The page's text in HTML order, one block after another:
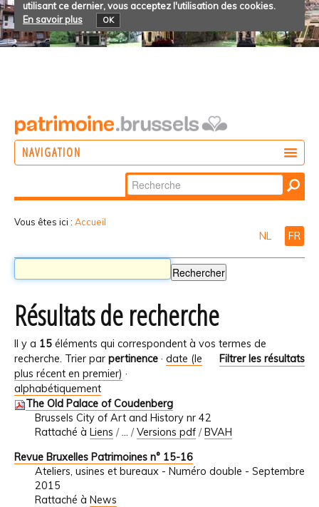
utilisant ce dernier, vous acceptez l'utilisation des cookies.
En savoir plus
OK
NAVIGATION
Chercher par
Recherche
Vous êtes ici : Accueil
NL FR
Résultats de recherche
Il y a 15 éléments qui correspondent à vos termes de
recherche.
Filtrer les résultats
Trier par pertinence · date (le
plus récent en premier) ·
alphabétiquement
The Old Palace of Coudenberg
Brussels City of Art and History nr 42
Rattaché à Liens /… /Versions pdf /BVAH
Revue Bruxelles Patrimoines n° 15-16
Ateliers, usines et bureaux - Numéro double - Septembre
2015
Rattaché à News